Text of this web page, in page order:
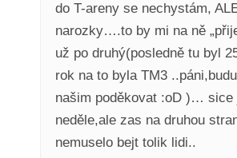
do T-areny se nechystám,
narozky….to by mi na ně
už po druhý(posledně tu byl
rok na to byla TM3
našim poděkovat :oD )… sice
neděle,ale zas na druhou
nemuselo bejt tolik lidi..